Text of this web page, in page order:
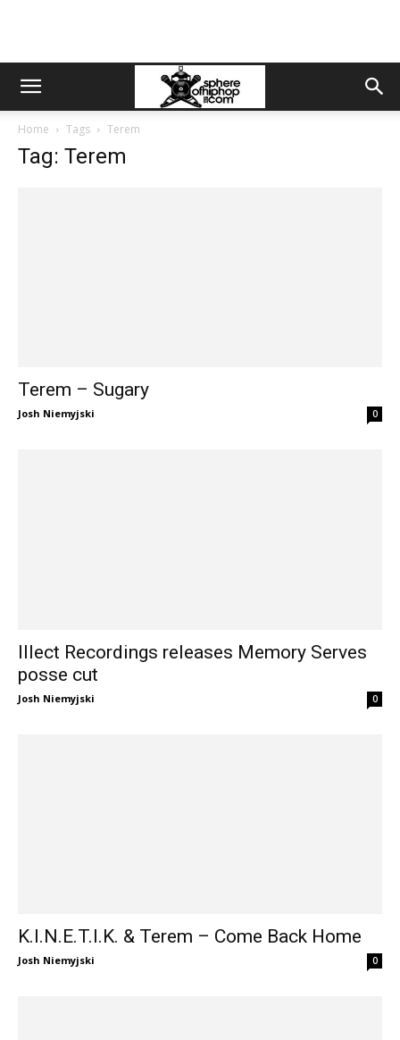
Home Tags Terem
Tag: Terem
Terem – Sugary
Josh Niemyjski 0
Illect Recordings releases Memory Serves
posse cut
Josh Niemyjski 0
K.I.N.E.T.I.K. & Terem – Come Back Home
Josh Niemyjski 0